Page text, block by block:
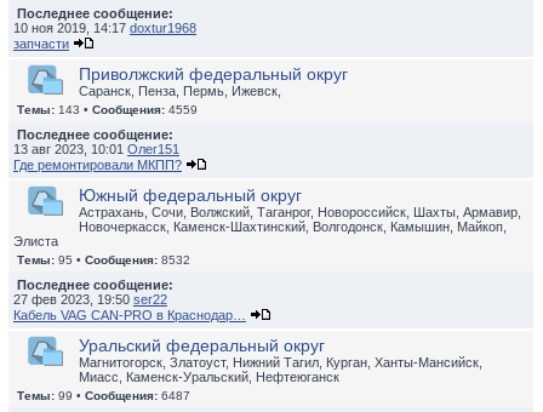
Последнее сообщение:
10 ноя 2019, 14:17 doxtur1968
запчасти
Приволжский федеральный округ
Саранск, Пенза, Пермь, Ижевск,
Темы: 143 • Сообщения: 4559
Последнее сообщение:
13 авг 2023, 10:01 Олег151
Где ремонтировали МКПП?
Южный федеральный округ
Астрахань, Сочи, Волжский, Таганрог, Новороссийск, Шахты, Армавир,
Новочеркасск, Каменск-Шахтинский, Волгодонск, Камышин, Майкоп,
Элиста
Темы: 95 • Сообщения: 8532
Последнее сообщение:
27 фев 2023, 19:50 ser22
Кабель VAG CAN-PRO в Краснодар…
Уральский федеральный округ
Магнитогорск, Златоуст, Нижний Тагил, Курган, Ханты-Мансийск,
Миасс, Каменск-Уральский, Нефтеюганск
Темы: 99 • Сообщения: 6487